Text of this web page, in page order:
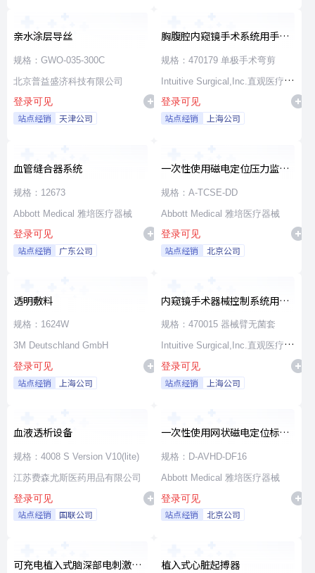
亲水涂层导丝
规格：GWO-035-300C
北京普益盛济科技有限公司
登录可见
站点经销 天津公司
胸腹腔内窥镜手术系统用手术
器械
规格：470179 单极手术弯剪
Intuitive Surgical,Inc.直观医疗公
司
登录可见
站点经销 上海公司
血管缝合器系统
规格：12673
Abbott Medical 雅培医疗器械
登录可见
站点经销 广东公司
一次性使用磁电定位压力监测
消融导管
规格：A-TCSE-DD
Abbott Medical 雅培医疗器械
登录可见
站点经销 北京公司
透明敷料
规格：1624W
3M Deutschland GmbH
登录可见
站点经销 上海公司
内窥镜手术器械控制系统用无
源器械和附件
规格：470015 器械臂无菌套
Intuitive Surgical,Inc.直观医疗公
司
登录可见
站点经销 上海公司
血液透析设备
规格：4008 S Version V10(lite)
江苏费森尤斯医药用品有限公司
登录可见
站点经销 国联公司
一次性使用网状磁电定位标测
导管
规格：D-AVHD-DF16
Abbott Medical 雅培医疗器械
登录可见
站点经销 北京公司
可充电植入式脑深部电刺激脉
植入式心脏起搏器